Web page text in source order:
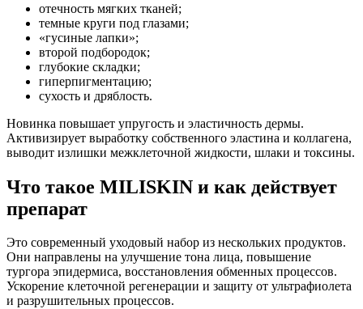
отечность мягких тканей;
темные круги под глазами;
«гусиные лапки»;
второй подбородок;
глубокие складки;
гиперпигментацию;
сухость и дряблость.
Новинка повышает упругость и эластичность дермы.
Активизирует выработку собственного эластина и коллагена,
выводит излишки межклеточной жидкости, шлаки и токсины.
Что такое MILISKIN и как действует
препарат
Это современный уходовый набор из нескольких продуктов.
Они направлены на улучшение тона лица, повышение
тургора эпидермиса, восстановления обменных процессов.
Ускорение клеточной регенерации и защиту от ультрафиолета
и разрушительных процессов.